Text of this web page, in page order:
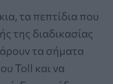
τα πεπτίδια που
της διαδικασίας
τα σήματα
Toll και να